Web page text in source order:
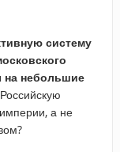
систему
на небольшие
а не